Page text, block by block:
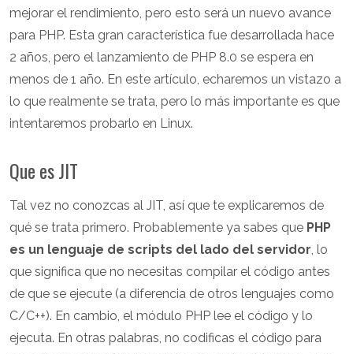
mejorar el rendimiento, pero esto será un nuevo avance
para PHP. Esta gran característica fue desarrollada hace
2 años, pero el lanzamiento de PHP 8.0 se espera en
menos de 1 año. En este artículo, echaremos un vistazo a
lo que realmente se trata, pero lo más importante es que
intentaremos probarlo en Linux.
Que es JIT
Tal vez no conozcas al JIT, así que te explicaremos de
qué se trata primero. Probablemente ya sabes que PHP
es un lenguaje de scripts del lado del servidor, lo
que significa que no necesitas compilar el código antes
de que se ejecute (a diferencia de otros lenguajes como
C/C++). En cambio, el módulo PHP lee el código y lo
ejecuta. En otras palabras, no codificas el código para